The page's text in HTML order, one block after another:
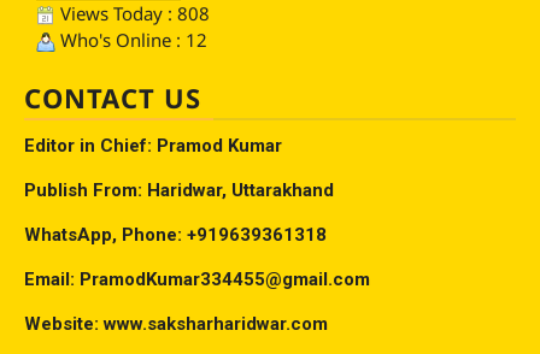
Views Today : 808
Who's Online : 12
CONTACT US
Editor in Chief: Pramod Kumar
Publish From: Haridwar, Uttarakhand
WhatsApp, Phone: +919639361318
Email: PramodKumar334455@gmail.com
Website: www.saksharharidwar.com